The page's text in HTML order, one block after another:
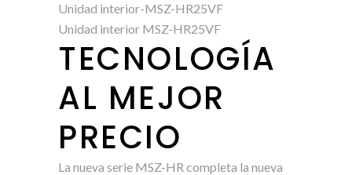
Unidad interior-MSZ-HR25VF
Unidad interior MSZ-HR25VF
TECNOLOGÍA
AL MEJOR
PRECIO
La nueva serie MSZ-­HR completa la nueva